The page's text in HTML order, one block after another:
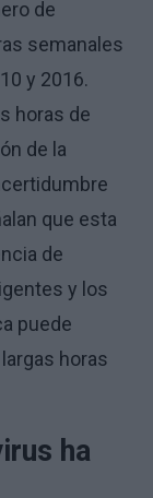
de
semanales
y 2016.
horas de
de la
que esta
de
y los
puede
horas
ha